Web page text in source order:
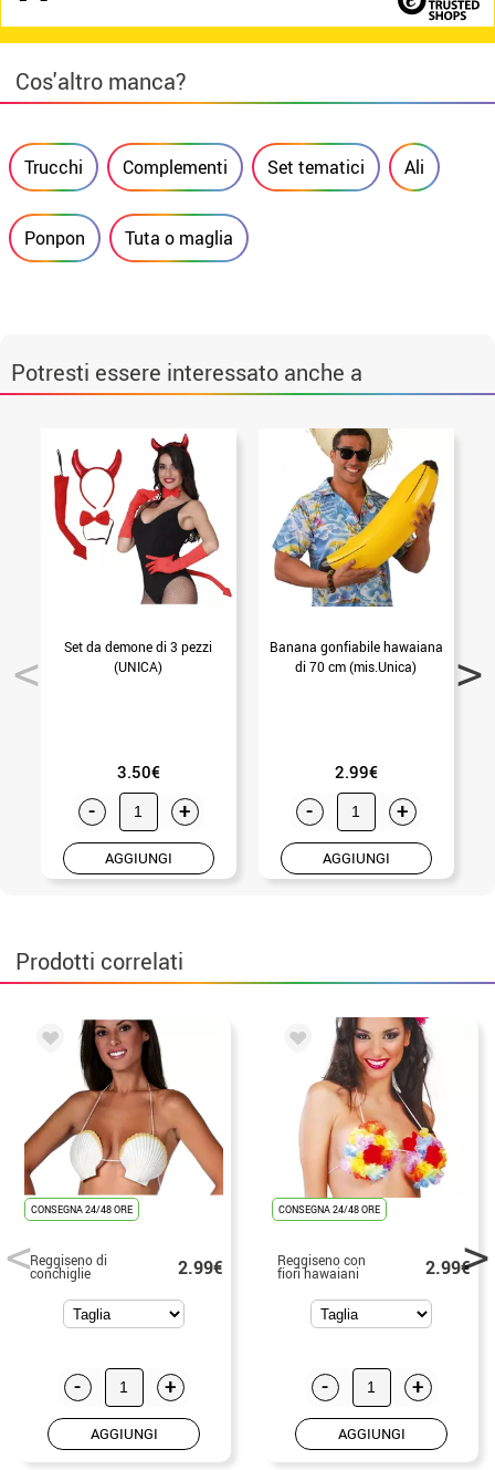
Cos'altro manca?
Trucchi Complementi Set tematici Ali
Ponpon Tuta o maglia
Potresti essere interessato anche a
Set da demone di 3 pezzi
(UNICA)
3.50€
- +
AGGIUNGI
Banana gonfiabile hawaiana
di 70 cm (mis.Unica)
2.99€
- +
AGGIUNGI
Prodotti correlati
CONSEGNA 24/48 ORE
Reggiseno di
conchiglie 2.99€
- +
AGGIUNGI
CONSEGNA 24/48 ORE
Reggiseno con
fiori hawaiani 2.99€
- +
AGGIUNGI